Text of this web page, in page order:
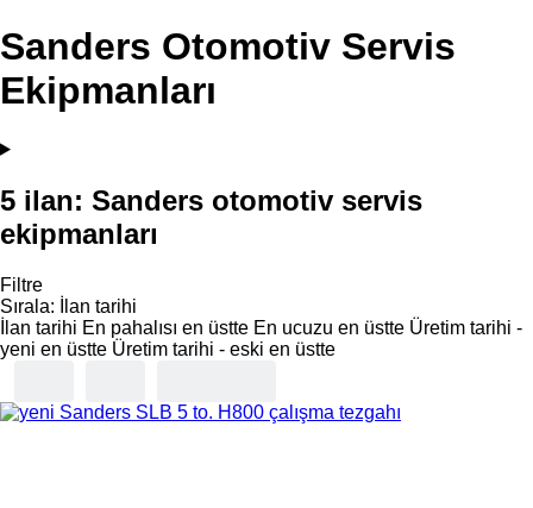
Sanders Otomotiv Servis
Ekipmanları
5 ilan: Sanders otomotiv servis
ekipmanları
Filtre
Sırala:
İlan tarihi
İlan tarihi En pahalısı en üstte En ucuzu en üstte Üretim tarihi -
yeni en üstte Üretim tarihi - eski en üstte